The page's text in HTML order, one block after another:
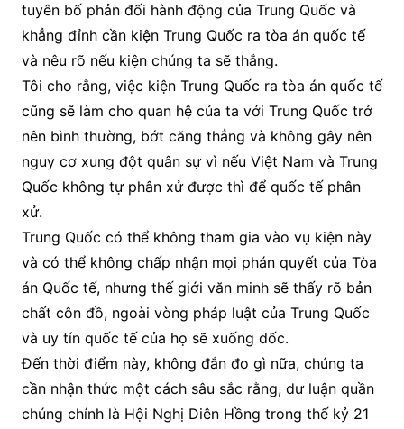
tuyên bố phản đối hành động của Trung Quốc và
khẳng đỉnh cần kiện Trung Quốc ra tòa án quốc tế
và nêu rõ nếu kiện chúng ta sẽ thắng.
Tôi cho rằng, việc kiện Trung Quốc ra tòa án quốc tế
cũng sẽ làm cho quan hệ của ta với Trung Quốc trở
nên bình thường, bớt căng thẳng và không gây nên
nguy cơ xung đột quân sự vì nếu Việt Nam và Trung
Quốc không tự phân xử được thì để quốc tế phân
xử.
Trung Quốc có thể không tham gia vào vụ kiện này
và có thể không chấp nhận mọi phán quyết của Tòa
án Quốc tế, nhưng thế giới văn minh sẽ thấy rõ bản
chất côn đồ, ngoài vòng pháp luật của Trung Quốc
và uy tín quốc tế của họ sẽ xuống dốc.
Đến thời điểm này, không đắn đo gì nữa, chúng ta
cần nhận thức một cách sâu sắc rằng, dư luận quần
chúng chính là Hội Nghị Diên Hồng trong thế kỷ 21